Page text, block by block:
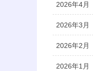
2026年4月
2026年3月
2026年2月
2026年1月